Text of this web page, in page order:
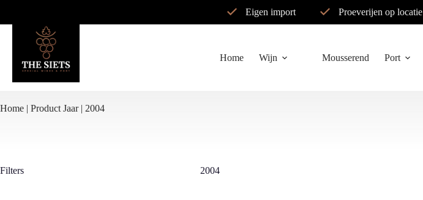
de
Eigen import Proeverijen op locatie
Home Wijn Mousserend Port
Home | Product Jaar | 2004
2004
Filters